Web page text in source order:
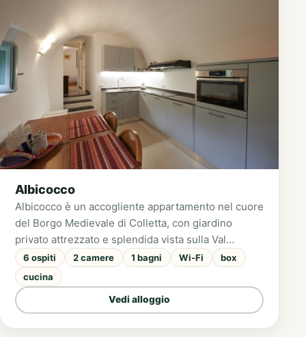
Albicocco
Albicocco è un accogliente appartamento nel cuore
del Borgo Medievale di Colletta, con giardino
privato attrezzato e splendida vista sulla Val
Pennavaire. Ideale per famiglie, offre due camere
da letto, una cucina moderna completamente
attrezzata e può ospitare fino a 4 adulti e 2
bambini.
6 ospiti 2 camere 1 bagni Wi-Fi
box
cucina
Vedi alloggio